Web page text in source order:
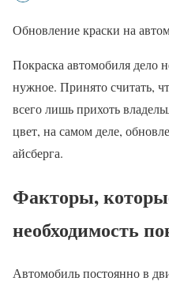
Обновление краски на
Покраска автомобиля дело
нужное. Принято считать,
всего лишь прихоть
цвет, на самом деле,
айсберга.
Факторы,
необходимость
Автомобиль постоянно в